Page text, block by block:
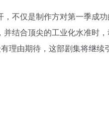
不仅是制作方对第一季成
结合顶尖的工业化水准时
理由期待，这部剧集将继